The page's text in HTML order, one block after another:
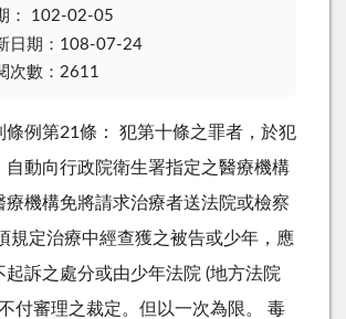
： 102-02-05
日期：108-07-24
次數：2611
條例第21條： 犯第十條之罪者，於犯
自動向行政院衛生署指定之醫療機構
療機構免將請求治療者送法院或檢察
規定治療中經查獲之被告或少年，應
起訴之處分或由少年法院 (地方法院
付審理之裁定。但以一次為限。 毒